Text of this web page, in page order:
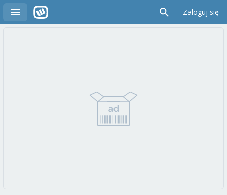
Zaloguj się